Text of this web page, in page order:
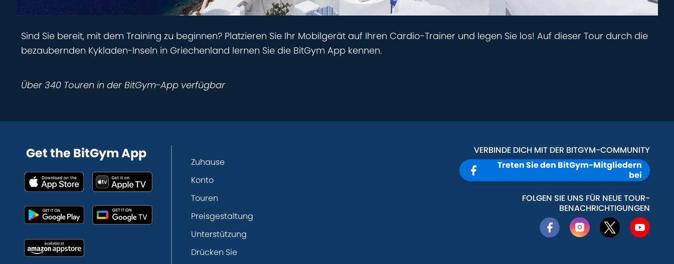
Sind Sie bereit, mit dem Training zu beginnen? Platzieren Sie Ihr Mobilgerät auf Ihren Cardio-Trainer und legen Sie los! Auf dieser Tour durch die
bezaubernden Kykladen-Inseln in Griechenland lernen Sie die BitGym App kennen.
Über 340 Touren in der BitGym-App verfügbar
Get the BitGym App
Zuhause
Konto
Touren
Preisgestaltung
Unterstützung
Drücken Sie
VERBINDE DICH MIT DER BITGYM-COMMUNITY
Treten Sie den BitGym-Mitgliedern
bei
FOLGEN SIE UNS FÜR NEUE TOUR-
BENACHRICHTIGUNGEN